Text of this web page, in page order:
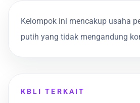
Kelompok ini mencakup usaha
putih yang tidak mengandung
KBLI TERKAIT